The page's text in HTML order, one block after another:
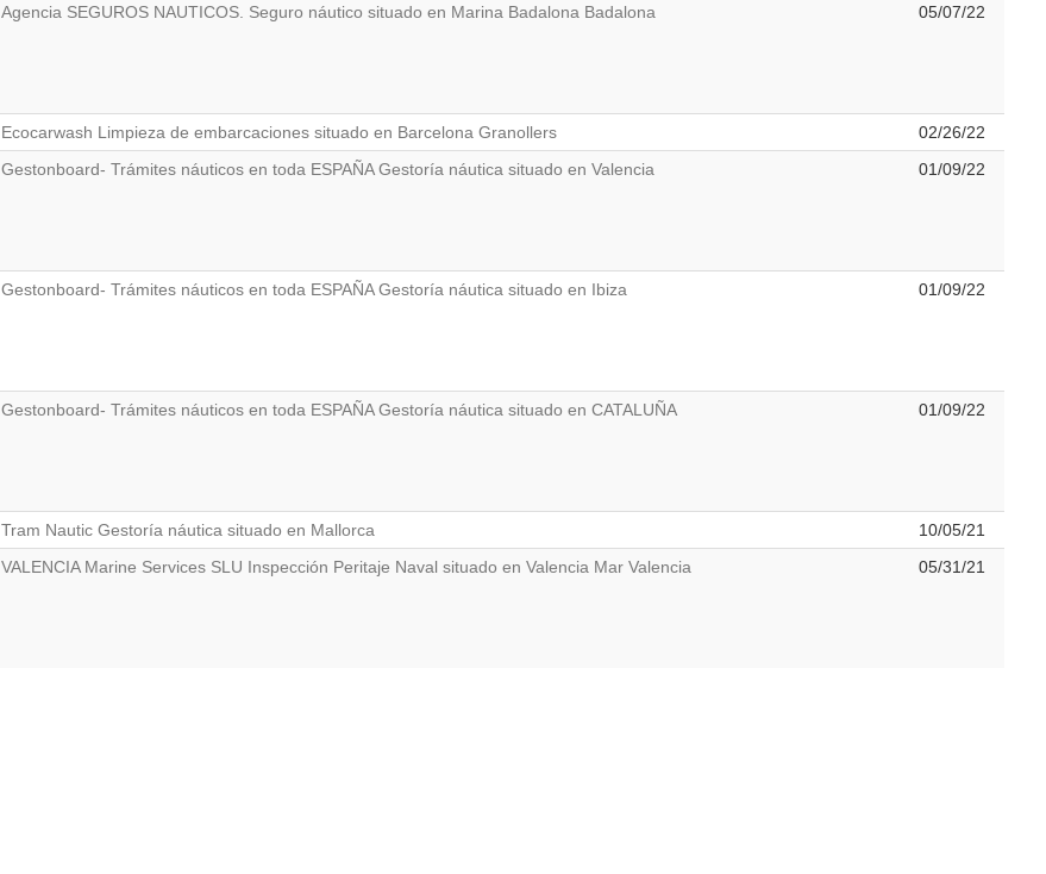
Agencia SEGUROS NAUTICOS. Seguro náutico situado en Marina Badalona Badalona
05/07/22
Ecocarwash Limpieza de embarcaciones situado en Barcelona Granollers
02/26/22
Gestonboard- Trámites náuticos en toda ESPAÑA Gestoría náutica situado en Valencia
01/09/22
Gestonboard- Trámites náuticos en toda ESPAÑA Gestoría náutica situado en Ibiza 01/09/22
Gestonboard- Trámites náuticos en toda ESPAÑA Gestoría náutica situado en CATALUÑA 01/09/22
Tram Nautic Gestoría náutica situado en Mallorca
10/05/21
VALENCIA Marine Services SLU Inspección Peritaje Naval situado en Valencia Mar Valencia
05/31/21